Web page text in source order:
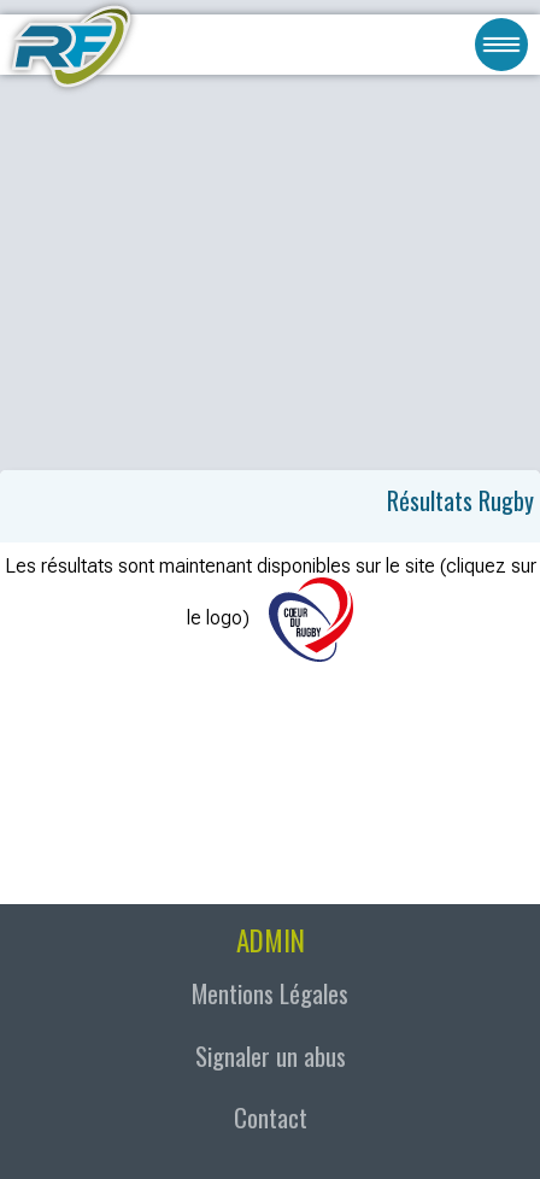
Résultats Rugby
Les résultats sont maintenant disponibles sur le site (cliquez sur
le logo)
ADMIN
Mentions Légales
Signaler un abus
Contact